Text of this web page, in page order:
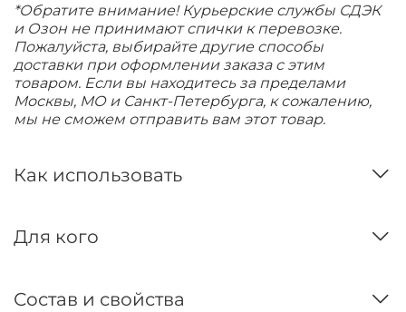
*Обратите внимание! Курьерские службы СДЭК
и Озон не принимают спички к перевозке.
Пожалуйста, выбирайте другие способы
доставки при оформлении заказа с этим
товаром. Если вы находитесь за пределами
Москвы, МО и Санкт-Петербурга, к сожалению,
мы не сможем отправить вам этот товар.
Как использовать
Для кого
Состав и свойства